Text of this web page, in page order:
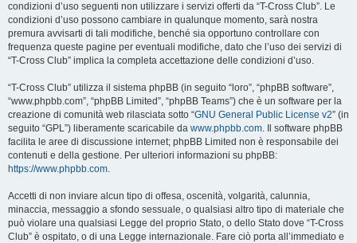
condizioni d’uso seguenti non utilizzare i servizi offerti da “T-Cross Club”. Le
condizioni d’uso possono cambiare in qualunque momento, sarà nostra
premura avvisarti di tali modifiche, benché sia opportuno controllare con
frequenza queste pagine per eventuali modifiche, dato che l’uso dei servizi di
“T-Cross Club” implica la completa accettazione delle condizioni d’uso.
“T-Cross Club” utilizza il sistema phpBB (in seguito “loro”, “phpBB software”,
“www.phpbb.com”, “phpBB Limited”, “phpBB Teams”) che è un software per la
creazione di comunità web rilasciata sotto “GNU General Public License v2” (in
seguito “GPL”) liberamente scaricabile da www.phpbb.com. Il software phpBB
facilita le aree di discussione internet; phpBB Limited non è responsabile dei
contenuti e della gestione. Per ulteriori informazioni su phpBB:
https://www.phpbb.com.
Accetti di non inviare alcun tipo di offesa, oscenità, volgarità, calunnia,
minaccia, messaggio a sfondo sessuale, o qualsiasi altro tipo di materiale che
può violare una qualsiasi Legge del proprio Stato, o dello Stato dove “T-Cross
Club” è ospitato, o di una Legge internazionale. Fare ciò porta all’immediato e